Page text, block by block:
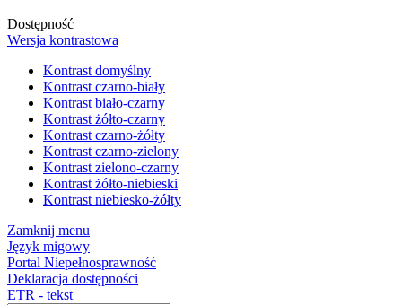
Dostępność
Wersja kontrastowa
Kontrast domyślny
Kontrast czarno-biały
Kontrast biało-czarny
Kontrast żółto-czarny
Kontrast czarno-żółty
Kontrast czarno-zielony
Kontrast zielono-czarny
Kontrast żółto-niebieski
Kontrast niebiesko-żółty
Zamknij menu
Język migowy
Portal Niepełnosprawność
Deklaracja dostępności
ETR - tekst